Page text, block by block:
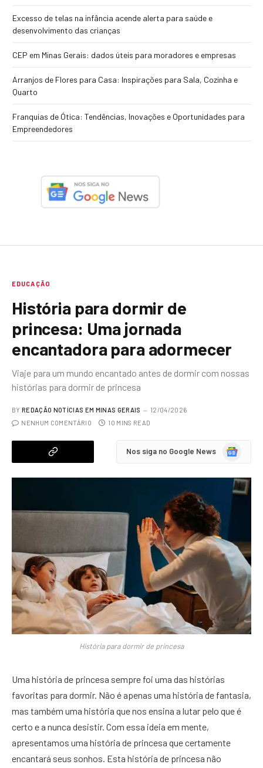
Excesso de telas na infância acende alerta para saúde e
desenvolvimento das crianças
CEP em Minas Gerais: dados úteis para moradores e empresas
Arranjos de Flores para Casa: Inspirações para Sala, Cozinha e
Quarto
Franquias de Ótica: Tendências, Inovações e Oportunidades para
Empreendedores
EDUCAÇÃO
História para dormir de
princesa: Uma jornada
encantadora para adormecer
Viaje para um mundo encantado antes de dormir com nossas
histórias para dormir de princesa
BY REDAÇÃO NOTÍCIAS EM MINAS GERAIS
12/04/2026
NENHUM COMENTÁRIO
10 MINS READ
Nos siga no Google News
Google
História para dormir de princesa
Uma história de princesa sempre foi uma das histórias
favoritas para dormir. Não é apenas uma história de fantasia,
mas também uma história que nos ensina a lutar pelo que é
certo e a nunca desistir. Com essa ideia em mente,
apresentamos uma história de princesa que certamente
encantará seus sonhos. Esta história de princesa não